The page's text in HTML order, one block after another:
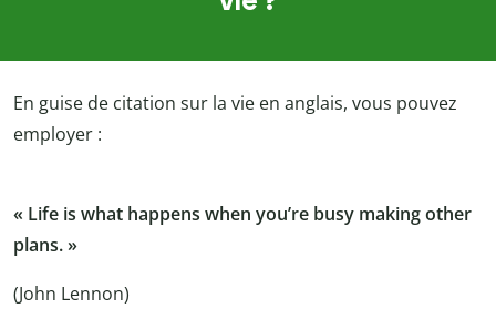
En guise de citation sur la vie en anglais, vous pouvez
employer :
« Life is what happens when you’re busy making other
plans. »
(John Lennon)